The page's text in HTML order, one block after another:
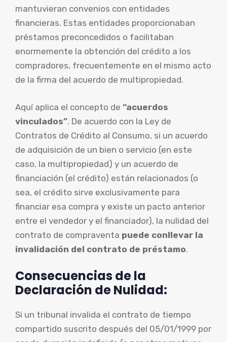
mantuvieran convenios con entidades
financieras. Estas entidades proporcionaban
préstamos preconcedidos o facilitaban
enormemente la obtención del crédito a los
compradores, frecuentemente en el mismo acto
de la firma del acuerdo de multipropiedad.
Aquí aplica el concepto de “acuerdos
vinculados”. De acuerdo con la Ley de
Contratos de Crédito al Consumo, si un acuerdo
de adquisición de un bien o servicio (en este
caso, la multipropiedad) y un acuerdo de
financiación (el crédito) están relacionados (o
sea, el crédito sirve exclusivamente para
financiar esa compra y existe un pacto anterior
entre el vendedor y el financiador), la nulidad del
contrato de compraventa puede conllevar la
invalidación del contrato de préstamo.
Consecuencias de la
Declaración de Nulidad:
Si un tribunal invalida el contrato de tiempo
compartido suscrito después del 05/01/1999 por